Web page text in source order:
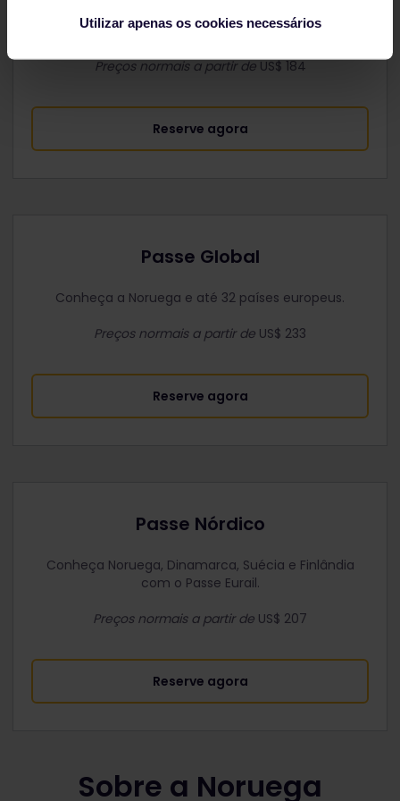
Utilizar apenas os cookies necessários
Passe as férias conhecendo a Noruega de trem.
Preços normais a partir deUS$ 184
Reserve agora
Passe Global
Conheça a Noruega e até 32 países europeus.
Preços normais a partir de US$ 233
Reserve agora
Passe Nórdico
Conheça Noruega, Dinamarca, Suécia e Finlândia
com o Passe Eurail.
Preços normais a partir de US$ 207
Reserve agora
Sobre a Noruega